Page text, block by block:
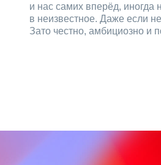
и нас самих вперёд, иногда
в неизвестное. Даже если
Зато честно, амбициозно и